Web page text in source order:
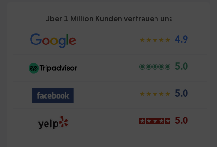
Über 1 Million Kunden vertrauen uns
4.9
5.0
5.0
5.0